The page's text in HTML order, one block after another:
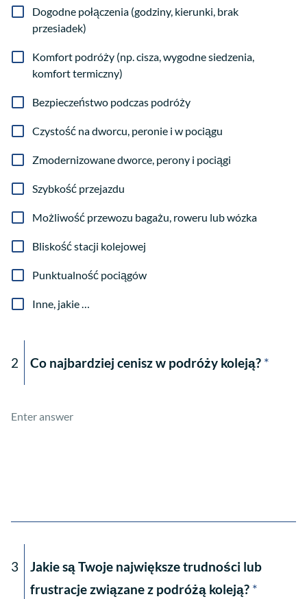
Dogodne połączenia (godziny, kierunki, brak
przesiadek)
Komfort podróży (np. cisza, wygodne siedzenia,
komfort termiczny)
Bezpieczeństwo podczas podróży
Czystość na dworcu, peronie i w pociągu
Zmodernizowane dworce, perony i pociągi
Szybkość przejazdu
Możliwość przewozu bagażu, roweru lub wózka
Bliskość stacji kolejowej
Punktualność pociągów
Inne, jakie …
2 Co najbardziej cenisz w podróży koleją? *
3
Jakie są Twoje największe trudności lub
frustracje związane z podróżą koleją? *